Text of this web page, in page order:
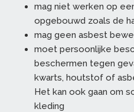
mag niet werken op
opgebouwd zoals de
mag geen asbest
moet persoonlijke
beschermen tegen
kwarts, houtstof of
Het kan ook gaan om
kleding